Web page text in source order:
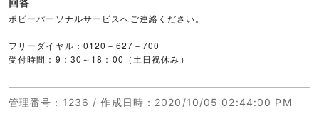
回答
ポピーパーソナルサービスへご連絡ください。
フリーダイヤル：0120－627－700
受付時間：9：30～18：00（土日祝休み）
管理番号 ：1236 /作成日時 ：2020/10/05 02:44:00 PM